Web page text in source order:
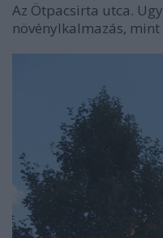
Az Ötpacsirta utca.
növénylkalmazás, mint